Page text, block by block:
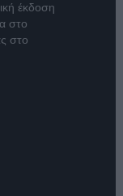
έκδοση
στο
στο